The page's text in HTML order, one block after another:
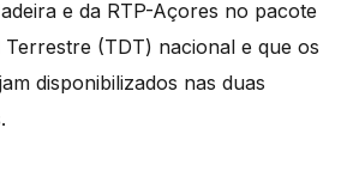
e da RTP-Açores no pacote
Terrestre (TDT) nacional e que os
disponibilizados nas duas